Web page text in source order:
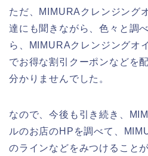
ただ、MIMURAクレンジング
達にも聞きながら、色々と調
ら、MIMURAクレンジングオ
でお得な割引クーポンなどを
分かりませんでした。
なので、今後も引き続き、
ルのお店のHPを調べて、
のラインなどをみつけること